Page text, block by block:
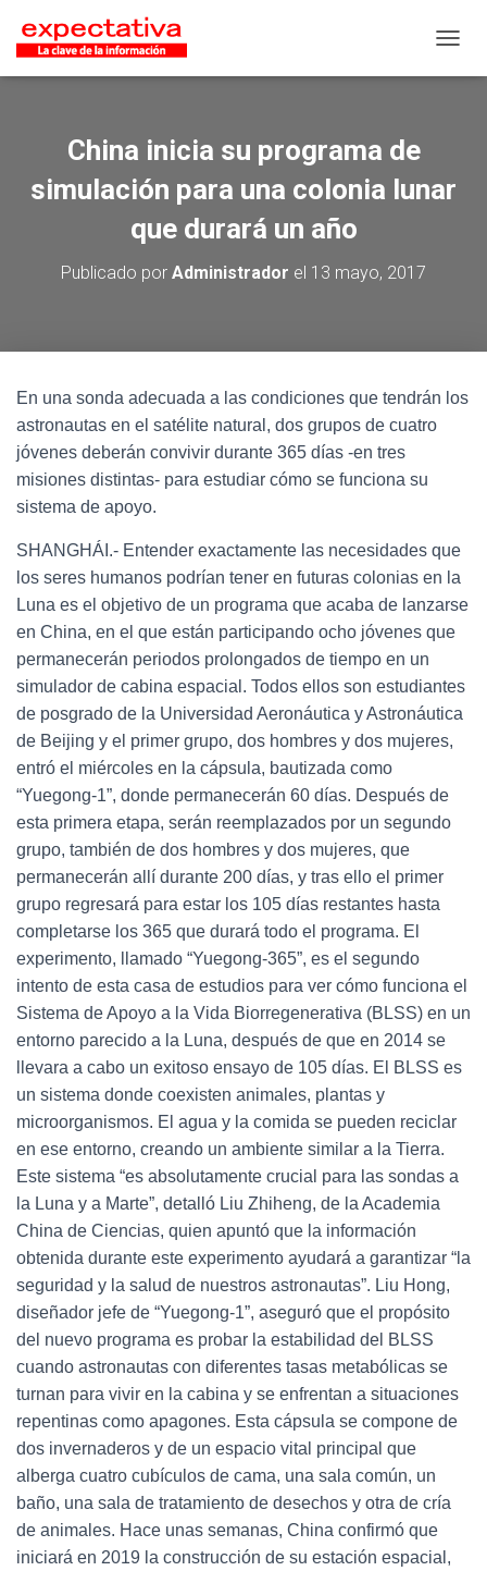
China inicia su programa de
simulación para una colonia lunar
que durará un año
Publicado por Administrador el 13 mayo, 2017
En una sonda adecuada a las condiciones que tendrán los
astronautas en el satélite natural, dos grupos de cuatro
jóvenes deberán convivir durante 365 días -en tres
misiones distintas- para estudiar cómo se funciona su
sistema de apoyo.
SHANGHÁI.- Entender exactamente las necesidades que
los seres humanos podrían tener en futuras colonias en la
Luna es el objetivo de un programa que acaba de lanzarse
en China, en el que están participando ocho jóvenes que
permanecerán periodos prolongados de tiempo en un
simulador de cabina espacial. Todos ellos son estudiantes
de posgrado de la Universidad Aeronáutica y Astronáutica
de Beijing y el primer grupo, dos hombres y dos mujeres,
entró el miércoles en la cápsula, bautizada como
“Yuegong-1”, donde permanecerán 60 días. Después de
esta primera etapa, serán reemplazados por un segundo
grupo, también de dos hombres y dos mujeres, que
permanecerán allí durante 200 días, y tras ello el primer
grupo regresará para estar los 105 días restantes hasta
completarse los 365 que durará todo el programa. El
experimento, llamado “Yuegong-365”, es el segundo
intento de esta casa de estudios para ver cómo funciona el
Sistema de Apoyo a la Vida Biorregenerativa (BLSS) en un
entorno parecido a la Luna, después de que en 2014 se
llevara a cabo un exitoso ensayo de 105 días. El BLSS es
un sistema donde coexisten animales, plantas y
microorganismos. El agua y la comida se pueden reciclar
en ese entorno, creando un ambiente similar a la Tierra.
Este sistema “es absolutamente crucial para las sondas a
la Luna y a Marte”, detalló Liu Zhiheng, de la Academia
China de Ciencias, quien apuntó que la información
obtenida durante este experimento ayudará a garantizar “la
seguridad y la salud de nuestros astronautas”. Liu Hong,
diseñador jefe de “Yuegong-1”, aseguró que el propósito
del nuevo programa es probar la estabilidad del BLSS
cuando astronautas con diferentes tasas metabólicas se
turnan para vivir en la cabina y se enfrentan a situaciones
repentinas como apagones. Esta cápsula se compone de
dos invernaderos y de un espacio vital principal que
alberga cuatro cubículos de cama, una sala común, un
baño, una sala de tratamiento de desechos y otra de cría
de animales. Hace unas semanas, China confirmó que
iniciará en 2019 la construcción de su estación espacial,